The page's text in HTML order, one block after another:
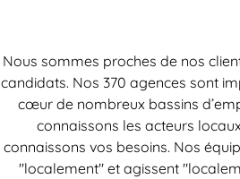
Nous sommes proches de nos
candidats. Nos 370 agences sont
cœur de nombreux bassins
connaissons les acteurs
connaissons vos besoins. Nos
"localement" et agissent